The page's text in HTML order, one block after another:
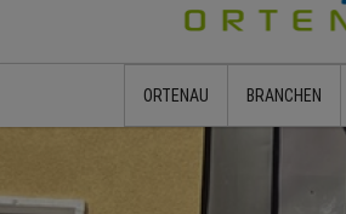
ORTENAU BRANCHEN